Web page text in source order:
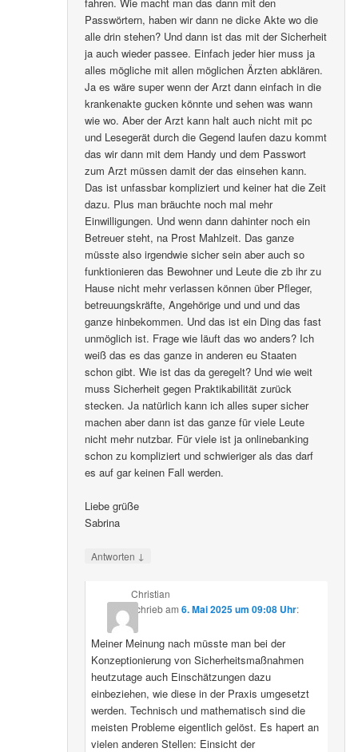
Passwörtern, haben wir dann ne dicke Akte wo die
alle drin stehen? Und dann ist das mit der Sicherheit
ja auch wieder passee. Einfach jeder hier muss ja
alles mögliche mit allen möglichen Ärzten abklären.
Ja es wäre super wenn der Arzt dann einfach in die
krankenakte gucken könnte und sehen was wann
wie wo. Aber der Arzt kann halt auch nicht mit pc
und Lesegerät durch die Gegend laufen dazu kommt
das wir dann mit dem Handy und dem Passwort
zum Arzt müssen damit der das einsehen kann.
Das ist unfassbar kompliziert und keiner hat die Zeit
dazu. Plus man bräuchte noch mal mehr
Einwilligungen. Und wenn dann dahinter noch ein
Betreuer steht, na Prost Mahlzeit. Das ganze
müsste also irgendwie sicher sein aber auch so
funktionieren das Bewohner und Leute die zb ihr zu
Hause nicht mehr verlassen können über Pfleger,
betreuungskräfte, Angehörige und und und das
ganze hinbekommen. Und das ist ein Ding das fast
unmöglich ist. Frage wie läuft das wo anders? Ich
weiß das es das ganze in anderen eu Staaten
schon gibt. Wie ist das da geregelt? Und wie weit
muss Sicherheit gegen Praktikabilität zurück
stecken. Ja natürlich kann ich alles super sicher
machen aber dann ist das ganze für viele Leute
nicht mehr nutzbar. Für viele ist ja onlinebanking
schon zu kompliziert und schwieriger als das darf
es auf gar keinen Fall werden.
Liebe grüße
Sabrina
Antworten ↓
Christian
schriebam 6. Mai 2025 um 09:08 Uhr:
Meiner Meinung nach müsste man bei der
Konzeptionierung von Sicherheitsmaßnahmen
heutzutage auch Einschätzungen dazu
einbeziehen, wie diese in der Praxis umgesetzt
werden. Technisch und mathematisch sind die
meisten Probleme eigentlich gelöst. Es hapert an
vielen anderen Stellen: Einsicht der